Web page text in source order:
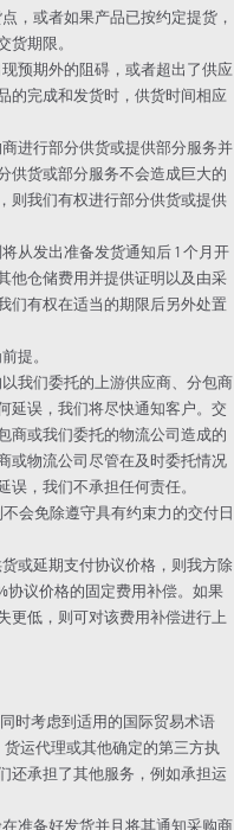
，或者如果产品已按约定提货，
货期限。
预期外的阻碍，或者超出了供应
的完成和发货时，供货时间相应
进行部分供货或提供部分服务并
供货或部分服务不会造成巨大的
则我们有权进行部分供货或提供
从发出准备发货通知后 1 个月开
他仓储费用并提供证明以及由采
们有权在适当的期限后另外处置
提。
我们委托的上游供应商、分包商
延误，我们将尽快通知客户。交
商或我们委托的物流公司造成的
或物流公司尽管在及时委托情况
，我们不承担任何责任。
会免除遵守具有约束力的交付日
或延期支付协议价格，则我方除
协议价格的固定费用补偿。如果
更低，则可对该费用补偿进行上
时考虑到适用的国际贸易术语
货运代理或其他确定的第三方执
还承担了其他服务，例如承担运
准备好发货并且将其通知采购商